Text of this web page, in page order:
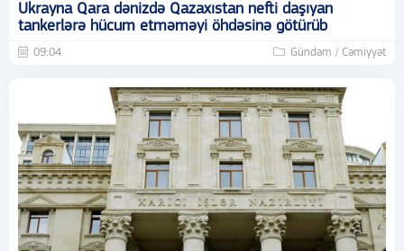
Ukrayna Qara dənizdə Qazaxıstan nefti daşıyan
tankerlərə hücum etməməyi öhdəsinə götürüb
09:04 Gündəm / Cəmiyyət